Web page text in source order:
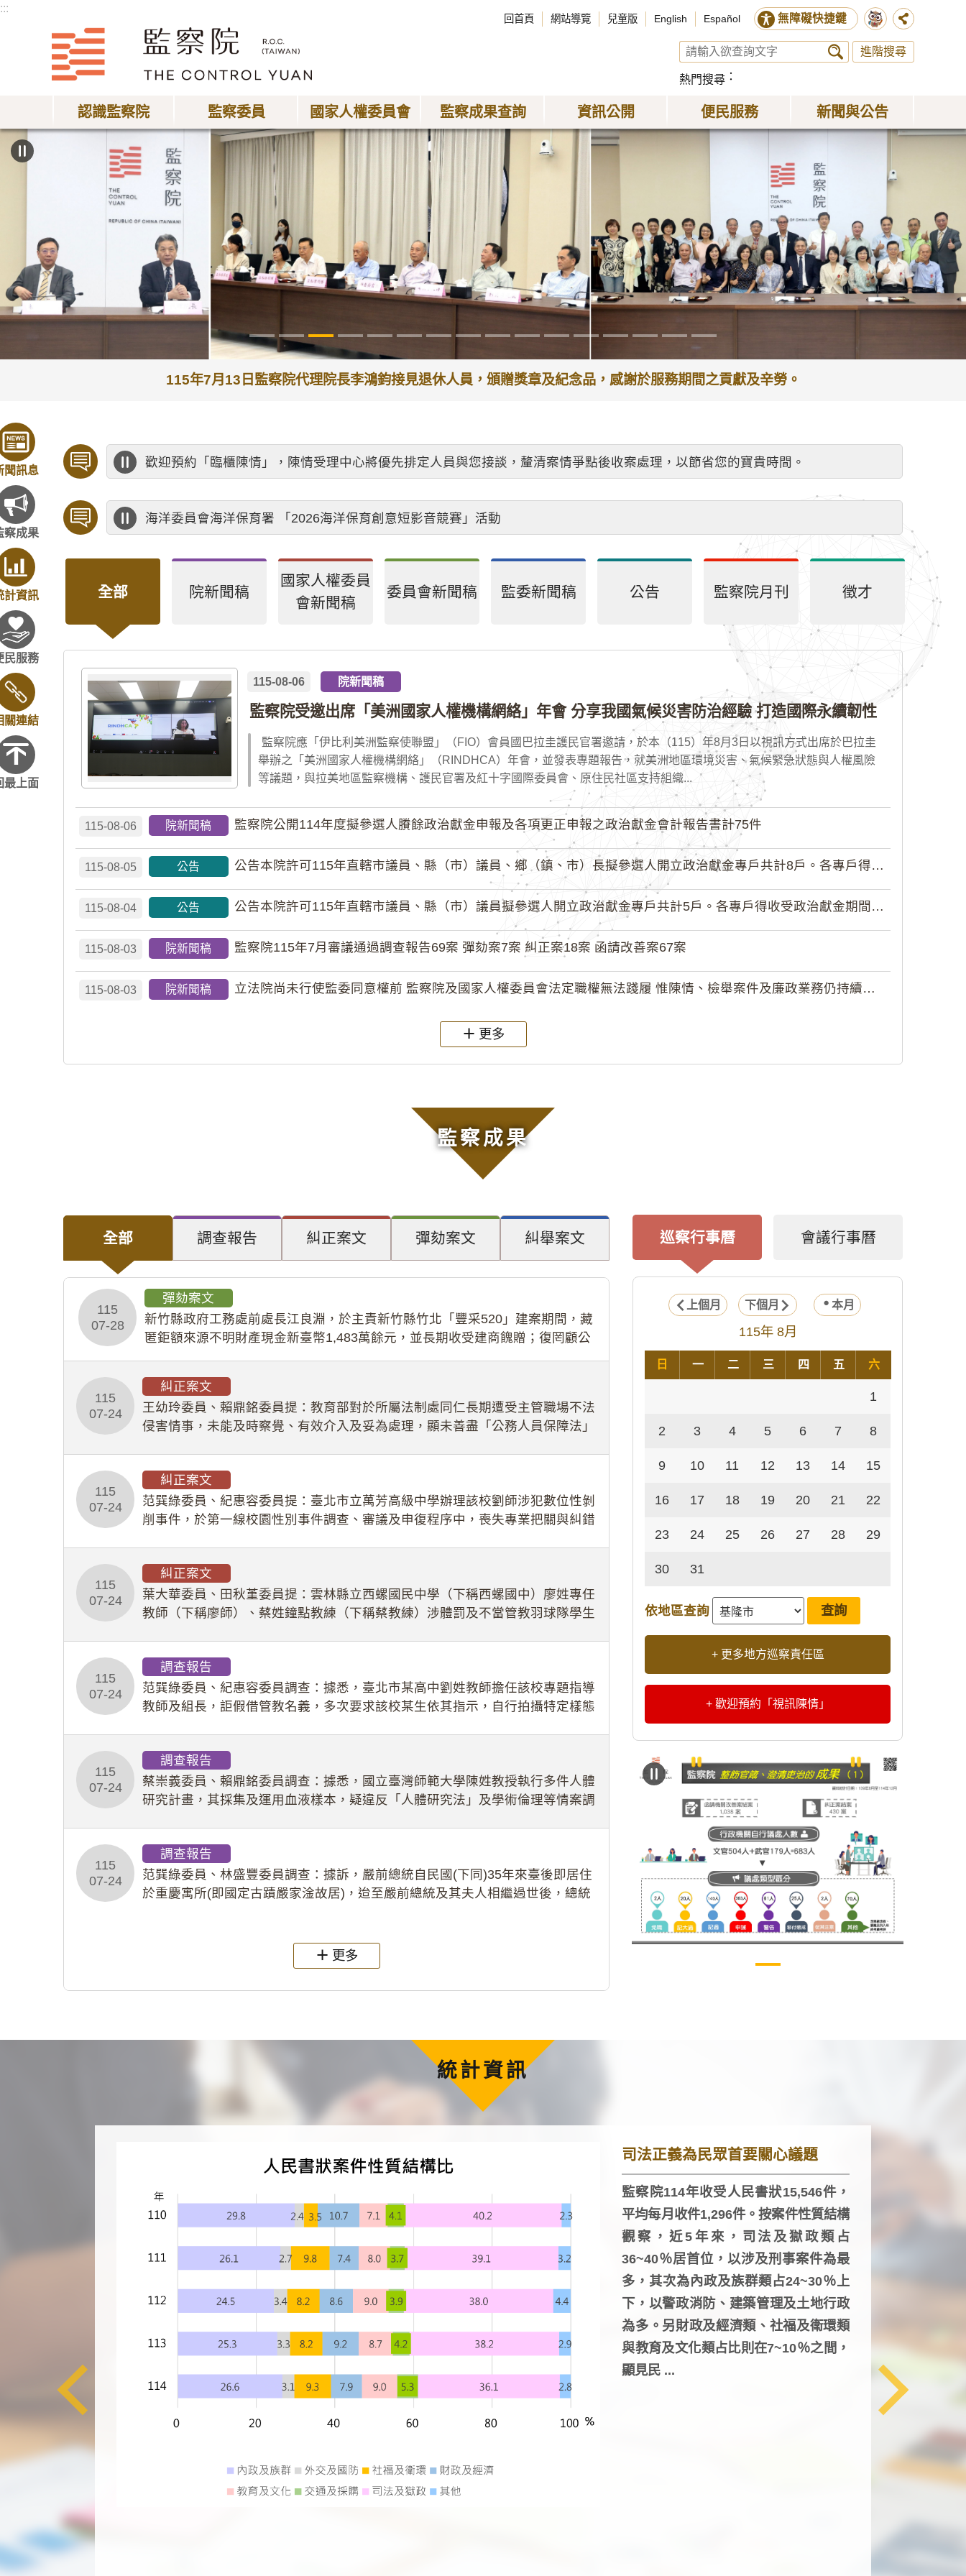
:::
回首頁 網站導覽 兒童版 English Español 無障礙快捷鍵
進階搜尋
熱門搜尋
認識監察院 監察委員 國家人權委員會 監察成果查詢 資訊公開 便民服務 新聞與公告
:::
115年7月13日監察院代理院長李鴻鈞接見退休人員，頒贈獎章及紀念品，感謝於服務期間之貢獻及辛勞。
聞訊息
察成果
計資訊
民服務
關連結
最上面
歡迎預約「臨櫃陳情」，陳情受理中心將優先排定人員與您接談，釐清案情爭點後收案處理，以節省您的寶貴時間。
海洋委員會海洋保育署 「2026海洋保育創意短影音競賽」活動
全部 院新聞稿
國家人權委員
會新聞稿
委員會新聞稿 監委新聞稿 公告 監察院月刊 徵才
監察院受邀出席「美洲國家人權機構網絡」年會 分享我國氣候災害防治經驗 打造國際永續韌性
115-08-06 院新聞稿
監察院應「伊比利美洲監察使聯盟」（FIO）會員國巴拉圭護民官署邀請，於本（115）年8月3日以視訊方式出席於巴拉圭
舉辦之「美洲國家人權機構網絡」（RINDHCA）年會，並發表專題報告，就美洲地區環境災害、氣候緊急狀態與人權風險
等議題，與拉美地區監察機構、護民官署及紅十字國際委員會、原住民社區支持組織...
115-08-06 院新聞稿 監察院公開114年度擬參選人賸餘政治獻金申報及各項更正申報之政治獻金會計報告書計75件
115-08-05 公告 公告本院許可115年直轄市議員、縣（市）議員、鄉（鎮、市）長擬參選人開立政治獻金專戶共計8戶。各專戶得收受...
115-08-04 公告 公告本院許可115年直轄市議員、縣（市）議員擬參選人開立政治獻金專戶共計5戶。各專戶得收受政治獻金期間為自...
115-08-03 院新聞稿 監察院115年7月審議通過調查報告69案 彈劾案7案 糾正案18案 函請改善案67案
115-08-03 院新聞稿 立法院尚未行使監委同意權前 監察院及國家人權委員會法定職權無法踐履 惟陳情、檢舉案件及廉政業務仍持續受理
更多
監察成果
全部 調查報告 糾正案文 彈劾案文 糾舉案文
115
07-28
彈劾案文
新竹縣政府工務處前處長江良淵，於主責新竹縣竹北「豐采520」建案期間，藏
匿鉅額來源不明財產現金新臺幣1,483萬餘元，並長期收受建商餽贈；復罔顧公
115
07-24
糾正案文
王幼玲委員、賴鼎銘委員提：教育部對於所屬法制處同仁長期遭受主管職場不法
侵害情事，未能及時察覺、有效介入及妥為處理，顯未善盡「公務人員保障法」
115
07-24
糾正案文
范巽綠委員、紀惠容委員提：臺北市立萬芳高級中學辦理該校劉師涉犯數位性剝
削事件，於第一線校園性別事件調查、審議及申復程序中，喪失專業把關與糾錯
115
07-24
糾正案文
葉大華委員、田秋堇委員提：雲林縣立西螺國民中學（下稱西螺國中）廖姓專任
教師（下稱廖師）、蔡姓鐘點教練（下稱蔡教練）涉體罰及不當管教羽球隊學生
115
07-24
調查報告
范巽綠委員、紀惠容委員調查：據悉，臺北市某高中劉姓教師擔任該校專題指導
教師及組長，詎假借管教名義，多次要求該校某生依其指示，自行拍攝特定樣態
115
07-24
調查報告
蔡崇義委員、賴鼎銘委員調查：據悉，國立臺灣師範大學陳姓教授執行多件人體
研究計畫，其採集及運用血液樣本，疑違反「人體研究法」及學術倫理等情案調
115
07-24
調查報告
范巽綠委員、林盛豐委員調查：據訴，嚴前總統自民國(下同)35年來臺後即居住
於重慶寓所(即國定古蹟嚴家淦故居)，迨至嚴前總統及其夫人相繼過世後，總統
更多
巡察行事曆 會議行事曆
上個月 下個月 本月
115年 8月
日 一 二 三 四 五 六
1
2 3 4 5 6 7 8
9 10 11 12 13 14 15
16 17 18 19 20 21 22
23 24 25 26 27 28 29
30 31
依地區查詢
+ 更多地方巡察責任區
+ 歡迎預約「視訊陳情」
統計資訊
司法正義為民眾首要關心議題
監察院114年收受人民書狀15,546件，
平均每月收件1,296件。按案件性質結構
觀察，近5年來，司法及獄政類占
36~40％居首位，以涉及刑事案件為最
多，其次為內政及族群類占24~30％上
下，以警政消防、建築管理及土地行政
為多。另財政及經濟類、社福及衛環類
與教育及文化類占比則在7~10％之間，
顯見民 ...